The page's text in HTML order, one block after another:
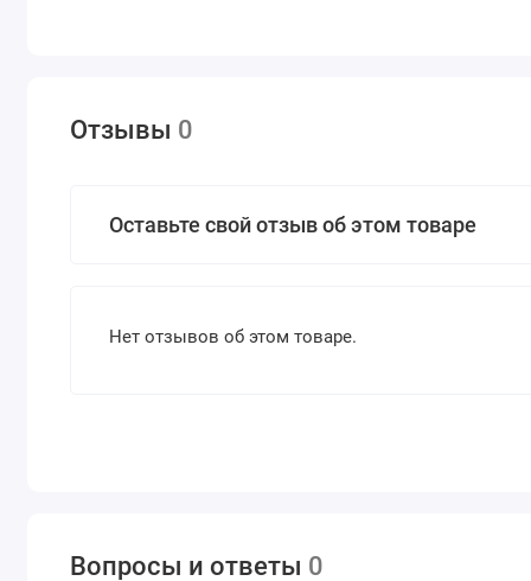
Отзывы 0
Оставьте свой отзыв об этом товаре
Нет отзывов об этом товаре.
Вопросы и ответы 0